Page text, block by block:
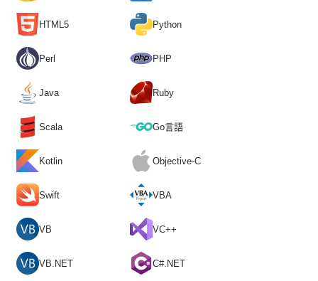
HTML5 Python
Perl PHP
Java Ruby
Scala Go言語
Kotlin Objective-C
Swift VBA
VB VC++
VB.NET C#.NET